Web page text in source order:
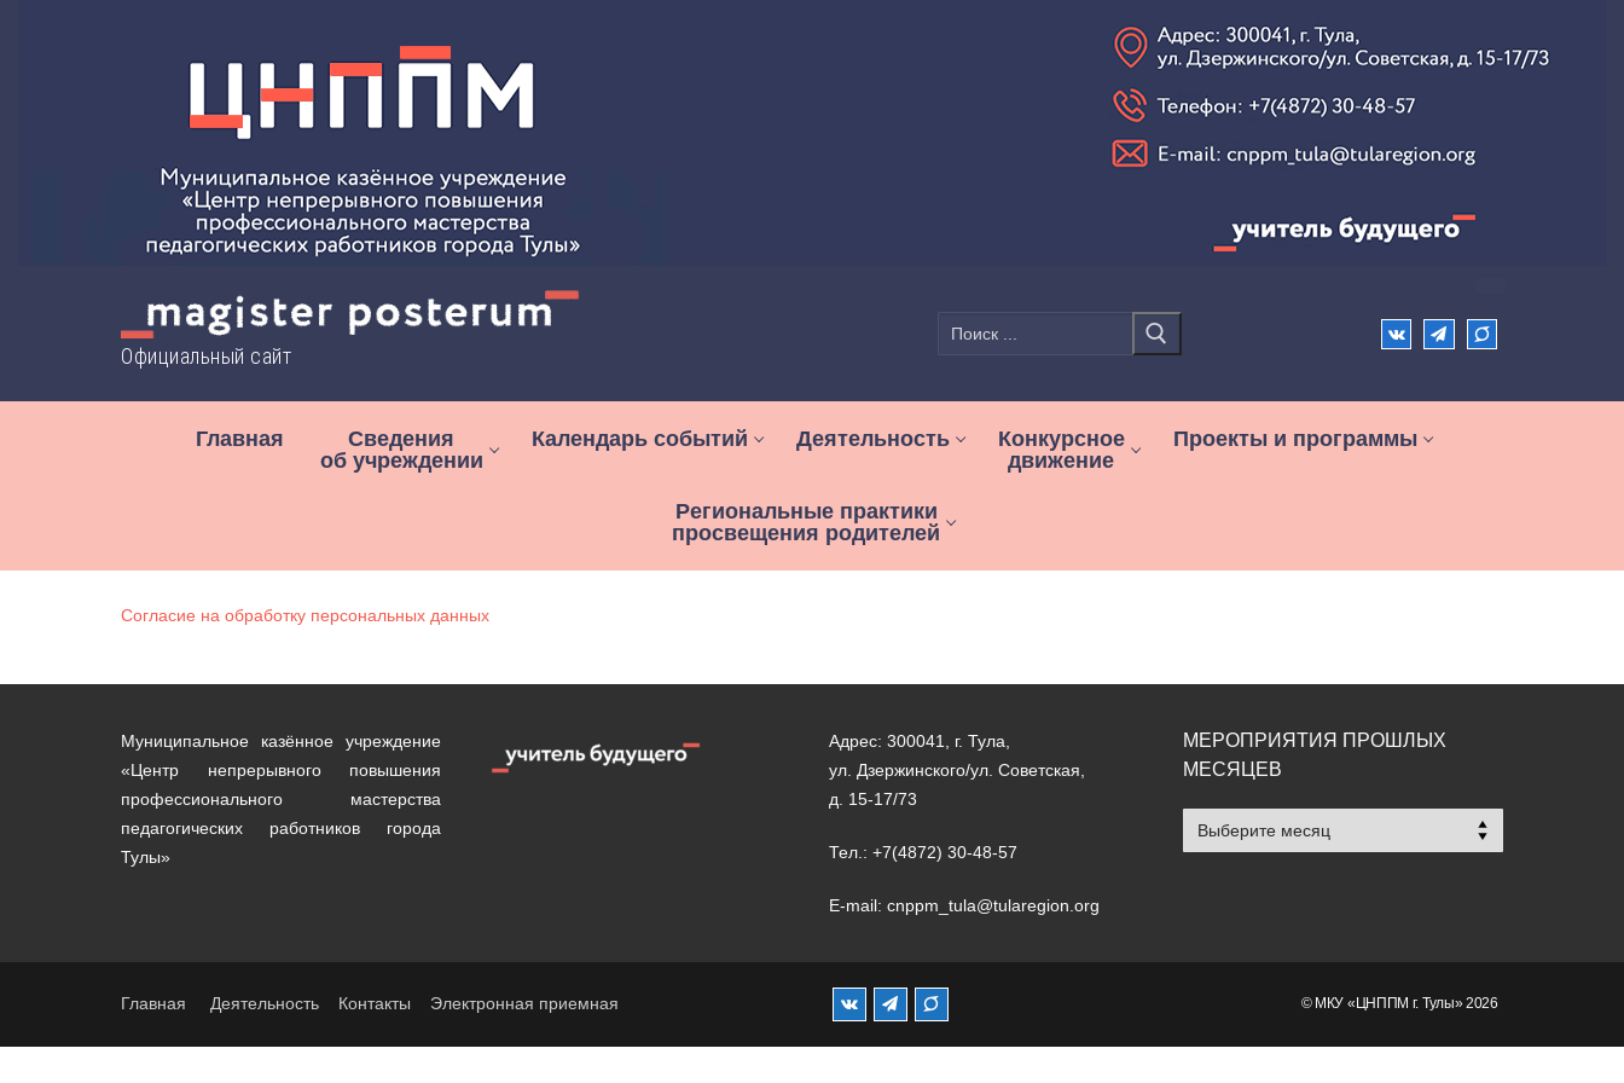
Официальный сайт
Найти:
Главная
Сведения
об учреждении
Календарь событий Деятельность
Конкурсное
движение
Проекты и программы
Региональные практики
просвещения родителей
Согласие на обработку персональных данных
Муниципальное казённое учреждение
«Центр непрерывного повышения
профессионального мастерства
педагогических работников города
Тулы»
Адрес: 300041, г. Тула,
ул. Дзержинского/ул. Советская,
д. 15-17/73
Тел.: +7(4872) 30-48-57
E-mail: cnppm_tula@tularegion.org
МЕРОПРИЯТИЯ ПРОШЛЫХ
МЕСЯЦЕВ
Мероприятия
прошлых
Главная Деятельность Контакты Электронная приемная © МКУ «ЦНППМ г. Тулы» 2026